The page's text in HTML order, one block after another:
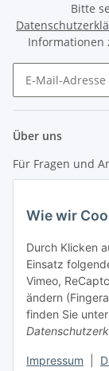
Wie wir
Durch Klicken
Einsatz
Vimeo,
ändern
finden Sie unter
Impressum
Bitte
Informationen
Über uns
Für Fragen und
info (at)
Informationen
Gesetzliche